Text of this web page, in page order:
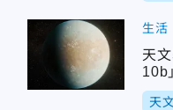
生活
天
10b
天